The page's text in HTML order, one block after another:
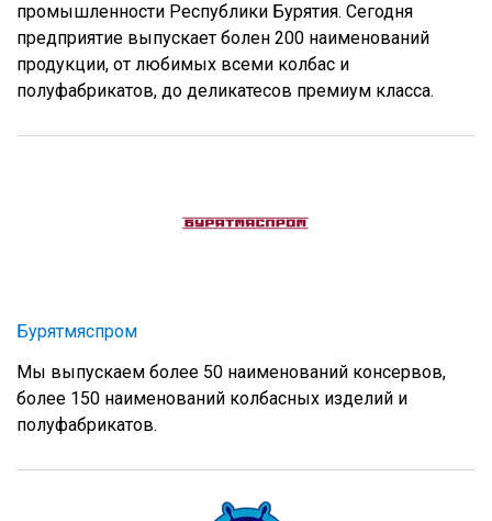
промышленности Республики Бурятия. Сегодня
предприятие выпускает болен 200 наименований
продукции, от любимых всеми колбас и
полуфабрикатов, до деликатесов премиум класса.
Бурятмяспром
Мы выпускаем более 50 наименований консервов,
более 150 наименований колбасных изделий и
полуфабрикатов.